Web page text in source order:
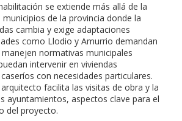
se extiende más allá de la
de la provincia donde la
cambia y exige adaptaciones
como Llodio y Amurrio demandan
normativas municipales
intervenir en viviendas
con necesidades particulares.
facilita las visitas de obra y la
ayuntamientos, aspectos clave para el
del proyecto.